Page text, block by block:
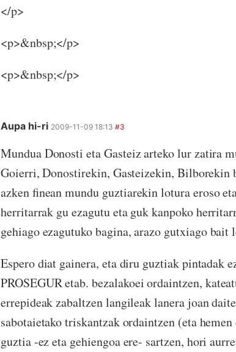
</p>
<p>&nbsp;</p>
<p>&nbsp;</p>
Aupa hi-ri 2009-11-09 18:13 #3
Mundua Donosti eta Gasteiz arteko lur zatira
Goierri, Donostirekin, Gasteizekin, Bilborekin
azken finean mundu guztiarekin lotura eroso
herritarrak gu ezagutu eta guk kanpoko
gehiago ezagutuko bagina, arazo gutxiago bait
Espero diat gainera, eta diru guztiak pintadak
PROSEGUR etab. bezalakoei ordaintzen,
errepideak zabaltzen langileak lanera joan
sabotaietako triskantzak ordaintzen (eta
guztia -ez eta gehiengoa ere- sartzen, hori